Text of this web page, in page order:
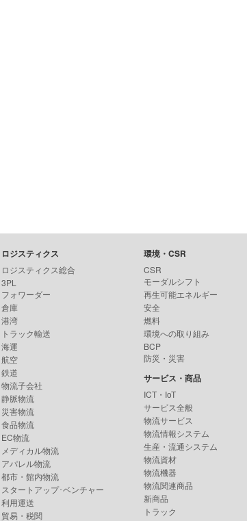
ロジスティクス
ロジスティクス総合
3PL
フォワーダー
倉庫
港湾
トラック輸送
海運
航空
鉄道
物流子会社
静脈物流
災害物流
食品物流
EC物流
メディカル物流
アパレル物流
都市・館内物流
スタートアップ･ベンチャー
利用運送
貿易・税関
環境・CSR
CSR
モーダルシフト
再生可能エネルギー
安全
燃料
環境への取り組み
BCP
防災・災害
サービス・商品
ICT・IoT
サービス全般
物流サービス
物流情報システム
生産・流通システム
物流資材
物流機器
物流関連商品
新商品
トラック